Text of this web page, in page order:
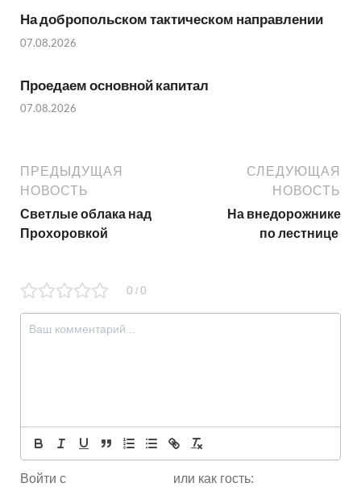
На добропольском тактическом направлении
07.08.2026
Проедаем основной капитал
07.08.2026
ПРЕДЫДУЩАЯ
НОВОСТЬ
Светлые облака над
Прохоровкой
СЛЕДУЮЩАЯ
НОВОСТЬ
На внедорожнике
по лестнице
0 / 0
Войти с или как гость: